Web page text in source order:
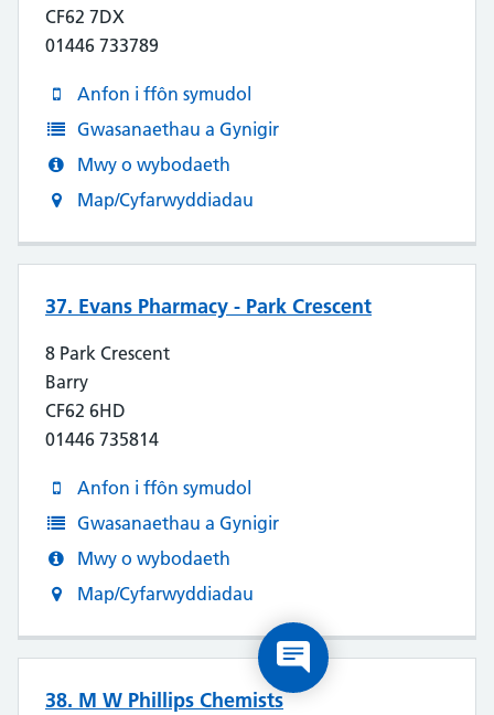
CF62 7DX
01446 733789
Anfon i ffôn symudol
Gwasanaethau a Gynigir
Mwy o wybodaeth
Map/Cyfarwyddiadau
37. Evans Pharmacy - Park Crescent
8 Park Crescent
Barry
CF62 6HD
01446 735814
Anfon i ffôn symudol
Gwasanaethau a Gynigir
Mwy o wybodaeth
Map/Cyfarwyddiadau
38. M W Phillips Chemists